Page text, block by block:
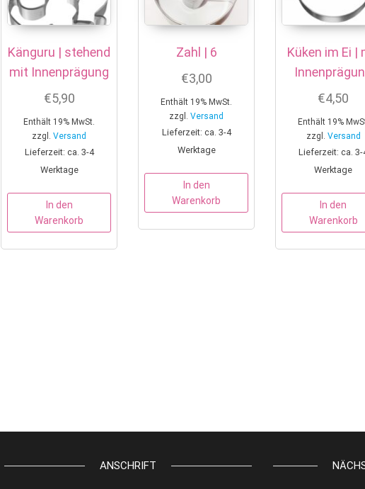
Känguru | stehend
mit Innenprägung
€5,90
Enthält 19% MwSt.
zzgl.Versand
Lieferzeit: ca. 3-4
Werktage
In den
Warenkorb
Zahl | 6
€3,00
Enthält 19% MwSt.
zzgl.Versand
Lieferzeit: ca. 3-4
Werktage
In den
Warenkorb
Küken im Ei |
€4,50
Enthält 19%
zzgl. Versand
Lieferzeit: ca. 3-
Werktage
In den
Warenkorb
ANSCHRIFT